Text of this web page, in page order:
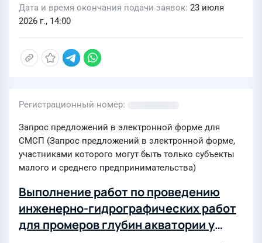
Дата и время окончания подачи заявок 23 июля
2026 г., 14:00
Регистрационный номер
Запрос предложений в электронной форме для
СМСП (Запрос предложений в электронной форме,
участниками которого могут быть только субъекты
малого и среднего предпринимательства)
Выполнение работ по проведению
инженерно-гидрографических работ
для промеров глубин акватории у